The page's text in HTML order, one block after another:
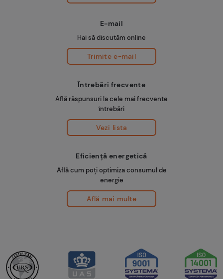
E-mail
Hai să discutăm online
Trimite e-mail
Întrebări frecvente
Află răspunsuri la cele mai frecvente
întrebări
Vezi lista
Eficiență energetică
Află cum poți optimiza consumul de
energie
Află mai multe